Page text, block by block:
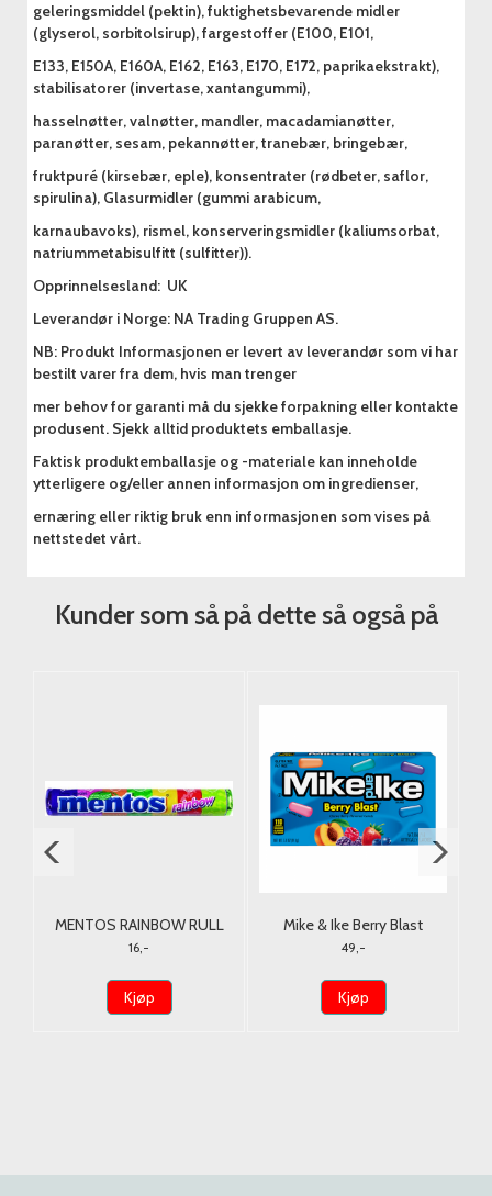
geleringsmiddel (pektin), fuktighetsbevarende midler
(glyserol, sorbitolsirup), fargestoffer (E100, E101,
E133, E150A, E160A, E162, E163, E170, E172, paprikaekstrakt),
stabilisatorer (invertase, xantangummi),
hasselnøtter, valnøtter, mandler, macadamianøtter,
paranøtter, sesam, pekannøtter, tranebær, bringebær,
fruktpuré (kirsebær, eple), konsentrater (rødbeter, saflor,
spirulina), Glasurmidler (gummi arabicum,
karnaubavoks), rismel, konserveringsmidler (kaliumsorbat,
natriummetabisulfitt (sulfitter)).
Opprinnelsesland: UK
Leverandør i Norge: NA Trading Gruppen AS.
NB: Produkt Informasjonen er levert av leverandør som vi har
bestilt varer fra dem, hvis man trenger
mer behov for garanti må du sjekke forpakning eller kontakte
produsent. Sjekk alltid produktets emballasje.
Faktisk produktemballasje og -materiale kan inneholde
ytterligere og/eller annen informasjon om ingredienser,
ernæring eller riktig bruk enn informasjonen som vises på
nettstedet vårt.
Kunder som så på dette så også på
MENTOS RAINBOW RULL
38G.
16,-
Kjøp
Mike & Ike Berry Blast
Theatre Box 120g. USA
49,-
Kjøp